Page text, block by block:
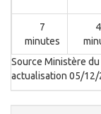
7
minutes
Source Ministère
actualisation 05/12/